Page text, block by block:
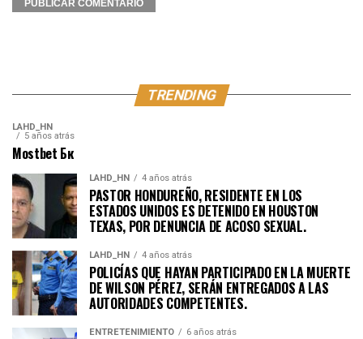
TRENDING
LAHD_HN
5 años atrás
Mostbet Бк
LAHD_HN 4 años atrás
PASTOR HONDUREÑO, RESIDENTE EN LOS
ESTADOS UNIDOS ES DETENIDO EN HOUSTON
TEXAS, POR DENUNCIA DE ACOSO SEXUAL.
LAHD_HN 4 años atrás
POLICÍAS QUE HAYAN PARTICIPADO EN LA MUERTE
DE WILSON PÉREZ, SERÁN ENTREGADOS A LAS
AUTORIDADES COMPETENTES.
ENTRETENIMIENTO 6 años atrás